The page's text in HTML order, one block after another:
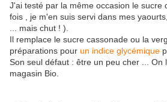
J'ai testé par la même occasion le sucre
fois , je m'en suis servi dans mes
... mais chut ! ).
Il remplace le sucre cassonade ou la
préparations pour un indice glycémique
Son seul défaut : être un peu cher ... On
magasin Bio.